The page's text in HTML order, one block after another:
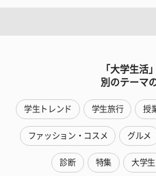
「大学生活
別のテーマ
学生トレンド 学生旅行 授
ファッション・コスメ グルメ
診断 特集 大学